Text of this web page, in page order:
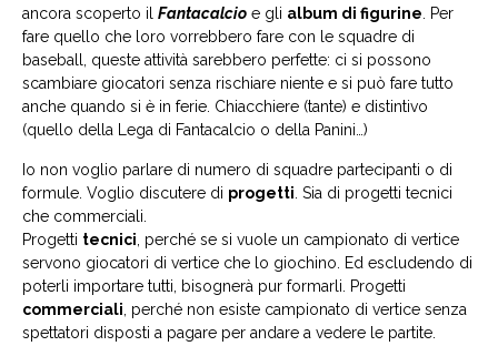
ancora scoperto il Fantacalcio e gli album di figurine . Per
fare quello che loro vorrebbero fare con le squadre di
baseball, queste attività sarebbero perfette: ci si possono
scambiare giocatori senza rischiare niente e si può fare tutto
anche quando si è in ferie. Chiacchiere (tante) e distintivo
(quello della Lega di Fantacalcio o della Panini…)
Io non voglio parlare di numero di squadre partecipanti o di
formule. Voglio discutere di progetti . Sia di progetti tecnici
che commerciali.
Progetti tecnici , perché se si vuole un campionato di vertice
servono giocatori di vertice che lo giochino. Ed escludendo di
poterli importare tutti, bisognerà pur formarli. Progetti
commerciali , perché non esiste campionato di vertice senza
spettatori disposti a pagare per andare a vedere le partite.